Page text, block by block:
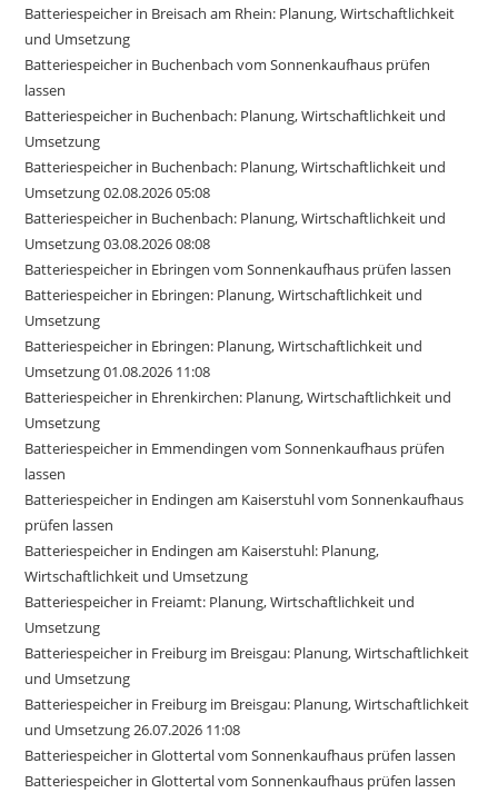
Batteriespeicher in Breisach am Rhein: Planung, Wirtschaftlichkeit
und Umsetzung
Batteriespeicher in Buchenbach vom Sonnenkaufhaus prüfen
lassen
Batteriespeicher in Buchenbach: Planung, Wirtschaftlichkeit und
Umsetzung
Batteriespeicher in Buchenbach: Planung, Wirtschaftlichkeit und
Umsetzung 02.08.2026 05:08
Batteriespeicher in Buchenbach: Planung, Wirtschaftlichkeit und
Umsetzung 03.08.2026 08:08
Batteriespeicher in Ebringen vom Sonnenkaufhaus prüfen lassen
Batteriespeicher in Ebringen: Planung, Wirtschaftlichkeit und
Umsetzung
Batteriespeicher in Ebringen: Planung, Wirtschaftlichkeit und
Umsetzung 01.08.2026 11:08
Batteriespeicher in Ehrenkirchen: Planung, Wirtschaftlichkeit und
Umsetzung
Batteriespeicher in Emmendingen vom Sonnenkaufhaus prüfen
lassen
Batteriespeicher in Endingen am Kaiserstuhl vom Sonnenkaufhaus
prüfen lassen
Batteriespeicher in Endingen am Kaiserstuhl: Planung,
Wirtschaftlichkeit und Umsetzung
Batteriespeicher in Freiamt: Planung, Wirtschaftlichkeit und
Umsetzung
Batteriespeicher in Freiburg im Breisgau: Planung, Wirtschaftlichkeit
und Umsetzung
Batteriespeicher in Freiburg im Breisgau: Planung, Wirtschaftlichkeit
und Umsetzung 26.07.2026 11:08
Batteriespeicher in Glottertal vom Sonnenkaufhaus prüfen lassen
Batteriespeicher in Glottertal vom Sonnenkaufhaus prüfen lassen